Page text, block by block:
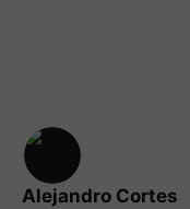
Alejandro Cortes